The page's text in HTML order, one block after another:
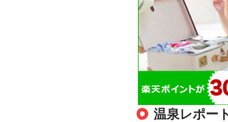
温泉レポー